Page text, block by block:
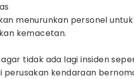
menurunkan personel
kemacetan.
tidak ada lagi insiden
perusakan kendaraan